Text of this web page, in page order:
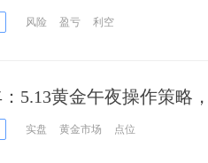
风险 盈亏 利空
5.13黄金午夜操作策略
实盘 黄金市场 点位